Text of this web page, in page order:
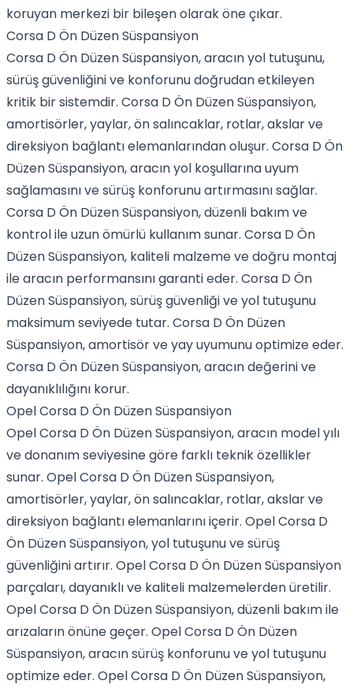
koruyan merkezi bir bileşen olarak öne çıkar.
Corsa D Ön Düzen Süspansiyon
Corsa D Ön Düzen Süspansiyon, aracın yol tutuşunu,
sürüş güvenliğini ve konforunu doğrudan etkileyen
kritik bir sistemdir. Corsa D Ön Düzen Süspansiyon,
amortisörler, yaylar, ön salıncaklar, rotlar, akslar ve
direksiyon bağlantı elemanlarından oluşur. Corsa D Ön
Düzen Süspansiyon, aracın yol koşullarına uyum
sağlamasını ve sürüş konforunu artırmasını sağlar.
Corsa D Ön Düzen Süspansiyon, düzenli bakım ve
kontrol ile uzun ömürlü kullanım sunar. Corsa D Ön
Düzen Süspansiyon, kaliteli malzeme ve doğru montaj
ile aracın performansını garanti eder. Corsa D Ön
Düzen Süspansiyon, sürüş güvenliği ve yol tutuşunu
maksimum seviyede tutar. Corsa D Ön Düzen
Süspansiyon, amortisör ve yay uyumunu optimize eder.
Corsa D Ön Düzen Süspansiyon, aracın değerini ve
dayanıklılığını korur.
Opel Corsa D Ön Düzen Süspansiyon
Opel Corsa D Ön Düzen Süspansiyon, aracın model yılı
ve donanım seviyesine göre farklı teknik özellikler
sunar. Opel Corsa D Ön Düzen Süspansiyon,
amortisörler, yaylar, ön salıncaklar, rotlar, akslar ve
direksiyon bağlantı elemanlarını içerir. Opel Corsa D
Ön Düzen Süspansiyon, yol tutuşunu ve sürüş
güvenliğini artırır. Opel Corsa D Ön Düzen Süspansiyon
parçaları, dayanıklı ve kaliteli malzemelerden üretilir.
Opel Corsa D Ön Düzen Süspansiyon, düzenli bakım ile
arızaların önüne geçer. Opel Corsa D Ön Düzen
Süspansiyon, aracın sürüş konforunu ve yol tutuşunu
optimize eder. Opel Corsa D Ön Düzen Süspansiyon,